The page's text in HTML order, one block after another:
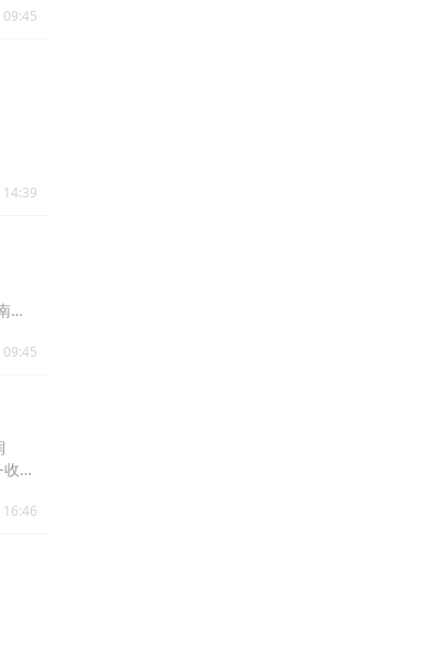
方
入
电